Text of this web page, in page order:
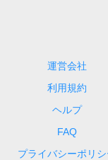
運営会社
利用規約
ヘルプ
FAQ
プライバシーポリシ